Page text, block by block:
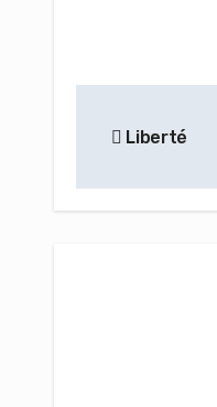
de
l’article
Liberté